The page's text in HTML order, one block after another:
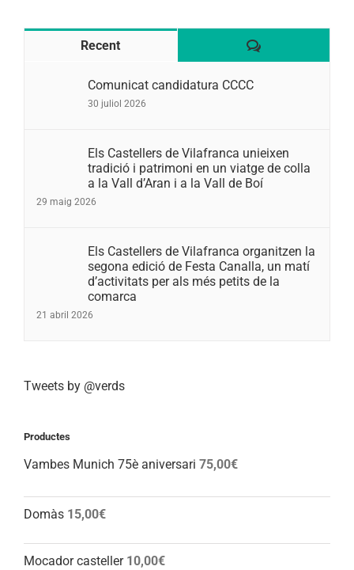
Recent Comentaris
Comunicat candidatura CCCC
30 juliol 2026
Els Castellers de Vilafranca unieixen
tradició i patrimoni en un viatge de colla
a la Vall d’Aran i a la Vall de Boí
29 maig 2026
Els Castellers de Vilafranca organitzen la
segona edició de Festa Canalla, un matí
d’activitats per als més petits de la
comarca
21 abril 2026
Tweets by @verds
Productes
Vambes Munich 75è aniversari 75,00€
Domàs 15,00€
Mocador casteller 10,00€